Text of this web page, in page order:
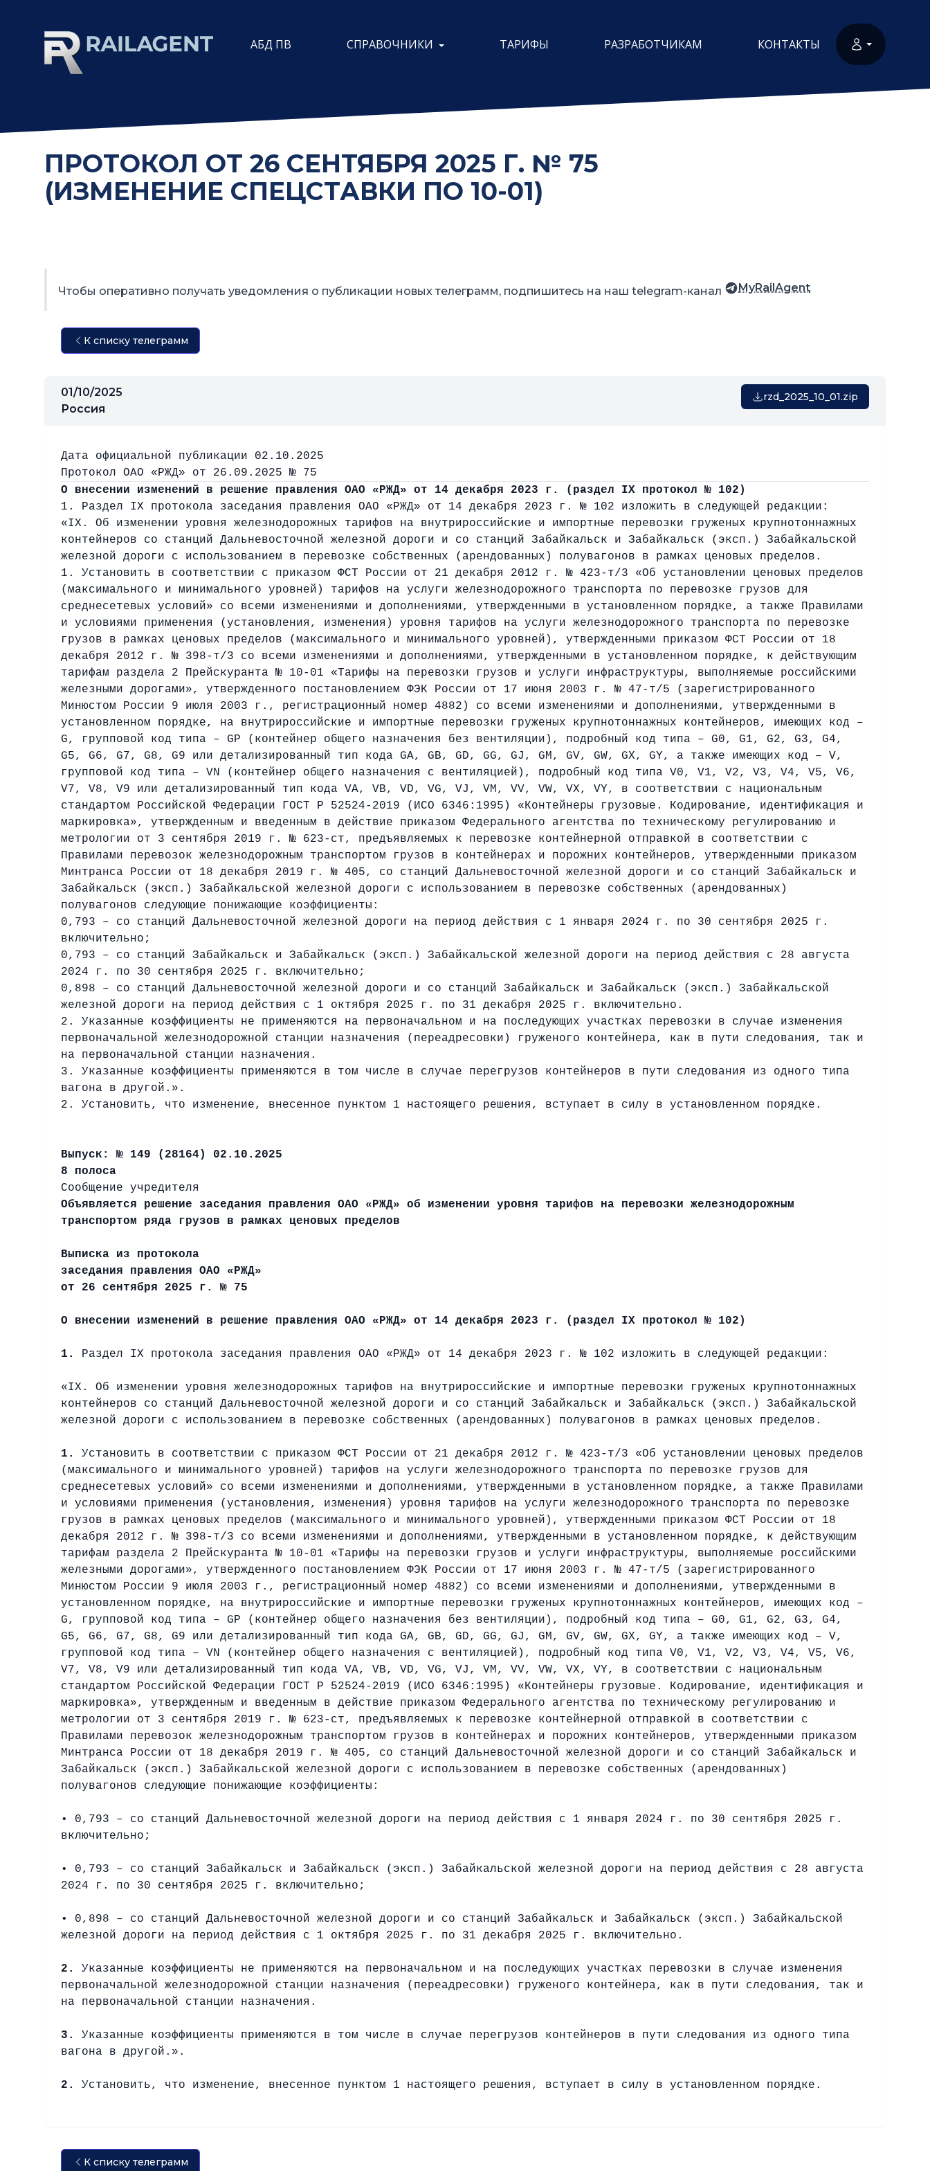
АБД ПВ СПРАВОЧНИКИ ТАРИФЫ РАЗРАБОТЧИКАМ КОНТАКТЫ
ПРОТОКОЛ ОТ 26 СЕНТЯБРЯ 2025 Г. № 75
(ИЗМЕНЕНИЕ СПЕЦСТАВКИ ПО 10-01)
Чтобы оперативно получать уведомления о публикации новых телеграмм, подпишитесь на наш telegram-канал MyRailAgent
К списку телеграмм
01/10/2025
Россия
rzd_2025_10_01.zip
Дата официальной публикации 02.10.2025
Протокол ОАО «РЖД» от 26.09.2025 № 75
О внесении изменений в решение правления ОАО «РЖД» от 14 декабря 2023 г. (раздел IX протокол № 102)
1. Раздел IX протокола заседания правления ОАО «РЖД» от 14 декабря 2023 г. № 102 изложить в следующей редакции:
«IX. Об изменении уровня железнодорожных тарифов на внутрироссийские и импортные перевозки груженых крупнотоннажных
контейнеров со станций Дальневосточной железной дороги и со станций Забайкальск и Забайкальск (эксп.) Забайкальской
железной дороги с использованием в перевозке собственных (арендованных) полувагонов в рамках ценовых пределов.
1. Установить в соответствии с приказом ФСТ России от 21 декабря 2012 г. № 423-т/3 «Об установлении ценовых пределов
(максимального и минимального уровней) тарифов на услуги железнодорожного транспорта по перевозке грузов для
среднесетевых условий» со всеми изменениями и дополнениями, утвержденными в установленном порядке, а также Правилами
и условиями применения (установления, изменения) уровня тарифов на услуги железнодорожного транспорта по перевозке
грузов в рамках ценовых пределов (максимального и минимального уровней), утвержденными приказом ФСТ России от 18
декабря 2012 г. № 398-т/3 со всеми изменениями и дополнениями, утвержденными в установленном порядке, к действующим
тарифам раздела 2 Прейскуранта № 10-01 «Тарифы на перевозки грузов и услуги инфраструктуры, выполняемые российскими
железными дорогами», утвержденного постановлением ФЭК России от 17 июня 2003 г. № 47-т/5 (зарегистрированного
Минюстом России 9 июля 2003 г., регистрационный номер 4882) со всеми изменениями и дополнениями, утвержденными в
установленном порядке, на внутрироссийские и импортные перевозки груженых крупнотоннажных контейнеров, имеющих код –
G, групповой код типа – GP (контейнер общего назначения без вентиляции), подробный код типа – G0, G1, G2, G3, G4,
G5, G6, G7, G8, G9 или детализированный тип кода GA, GB, GD, GG, GJ, GM, GV, GW, GX, GY, а также имеющих код – V,
групповой код типа – VN (контейнер общего назначения с вентиляцией), подробный код типа V0, V1, V2, V3, V4, V5, V6,
V7, V8, V9 или детализированный тип кода VA, VB, VD, VG, VJ, VM, VV, VW, VX, VY, в соответствии с национальным
стандартом Российской Федерации ГОСТ Р 52524-2019 (ИСО 6346:1995) «Контейнеры грузовые. Кодирование, идентификация и
маркировка», утвержденным и введенным в действие приказом Федерального агентства по техническому регулированию и
метрологии от 3 сентября 2019 г. № 623-ст, предъявляемых к перевозке контейнерной отправкой в соответствии с
Правилами перевозок железнодорожным транспортом грузов в контейнерах и порожних контейнеров, утвержденными приказом
Минтранса России от 18 декабря 2019 г. № 405, со станций Дальневосточной железной дороги и со станций Забайкальск и
Забайкальск (эксп.) Забайкальской железной дороги с использованием в перевозке собственных (арендованных)
полувагонов следующие понижающие коэффициенты:
0,793 – со станций Дальневосточной железной дороги на период действия с 1 января 2024 г. по 30 сентября 2025 г.
включительно;
0,793 – со станций Забайкальск и Забайкальск (эксп.) Забайкальской железной дороги на период действия c 28 августа
2024 г. по 30 сентября 2025 г. включительно;
0,898 – со станций Дальневосточной железной дороги и со станций Забайкальск и Забайкальск (эксп.) Забайкальской
железной дороги на период действия с 1 октября 2025 г. по 31 декабря 2025 г. включительно.
2. Указанные коэффициенты не применяются на первоначальном и на последующих участках перевозки в случае изменения
первоначальной железнодорожной станции назначения (переадресовки) груженого контейнера, как в пути следования, так и
на первоначальной станции назначения.
3. Указанные коэффициенты применяются в том числе в случае перегрузов контейнеров в пути следования из одного типа
вагона в другой.».
2. Установить, что изменение, внесенное пунктом 1 настоящего решения, вступает в силу в установленном порядке.
Выпуск: № 149 (28164) 02.10.2025
8 полоса
Сообщение учредителя
Объявляется решение заседания правления ОАО «РЖД» об изменении уровня тарифов на перевозки железнодорожным
транспортом ряда грузов в рамках ценовых пределов
Выписка из протокола
заседания правления ОАО «РЖД»
от 26 сентября 2025 г. № 75
О внесении изменений в решение правления ОАО «РЖД» от 14 декабря 2023 г. (раздел IX протокол № 102)
1. Раздел IX протокола заседания правления ОАО «РЖД» от 14 декабря 2023 г. № 102 изложить в следующей редакции:
«IX. Об изменении уровня железнодорожных тарифов на внутрироссийские и импортные перевозки груженых крупнотоннажных
контейнеров со станций Дальневосточной железной дороги и со станций Забайкальск и Забайкальск (эксп.) Забайкальской
железной дороги с использованием в перевозке собственных (арендованных) полувагонов в рамках ценовых пределов.
1.
Установить в соответствии с приказом ФСТ России от 21 декабря 2012 г. № 423-т/3 «Об установлении ценовых пределов
(максимального и минимального уровней) тарифов на услуги железнодорожного транспорта по перевозке грузов для
среднесетевых условий» со всеми изменениями и дополнениями, утвержденными в установленном порядке, а также Правилами
и условиями применения (установления, изменения) уровня тарифов на услуги железнодорожного транспорта по перевозке
грузов в рамках ценовых пределов (максимального и минимального уровней), утвержденными приказом ФСТ России от 18
декабря 2012 г. № 398-т/3 со всеми изменениями и дополнениями, утвержденными в установленном порядке, к действующим
тарифам раздела 2 Прейскуранта № 10-01 «Тарифы на перевозки грузов и услуги инфраструктуры, выполняемые российскими
железными дорогами», утвержденного постановлением ФЭК России от 17 июня 2003 г. № 47-т/5 (зарегистрированного
Минюстом России 9 июля 2003 г., регистрационный номер 4882) со всеми изменениями и дополнениями, утвержденными в
установленном порядке, на внутрироссийские и импортные перевозки груженых крупнотоннажных контейнеров, имеющих код –
G, групповой код типа – GP (контейнер общего назначения без вентиляции), подробный код типа – G0, G1, G2, G3, G4,
G5, G6, G7, G8, G9 или детализированный тип кода GA, GB, GD, GG, GJ, GM, GV, GW, GX, GY, а также имеющих код – V,
групповой код типа – VN (контейнер общего назначения с вентиляцией), подробный код типа V0, V1, V2, V3, V4, V5, V6,
V7, V8, V9 или детализированный тип кода VA, VB, VD, VG, VJ, VM, VV, VW, VX, VY, в соответствии с национальным
стандартом Российской Федерации ГОСТ Р 52524-2019 (ИСО 6346:1995) «Контейнеры грузовые. Кодирование, идентификация и
маркировка», утвержденным и введенным в действие приказом Федерального агентства по техническому регулированию и
метрологии от 3 сентября 2019 г. № 623-ст, предъявляемых к перевозке контейнерной отправкой в соответствии с
Правилами перевозок железнодорожным транспортом грузов в контейнерах и порожних контейнеров, утвержденными приказом
Минтранса России от 18 декабря 2019 г. № 405, со станций Дальневосточной железной дороги и со станций Забайкальск и
Забайкальск (эксп.) Забайкальской железной дороги с использованием в перевозке собственных (арендованных)
полувагонов следующие понижающие коэффициенты:
• 0,793 – со станций Дальневосточной железной дороги на период действия с 1 января 2024 г. по 30 сентября 2025 г.
включительно;
• 0,793 – со станций Забайкальск и Забайкальск (эксп.) Забайкальской железной дороги на период действия c 28 августа
2024 г. по 30 сентября 2025 г. включительно;
• 0,898 – со станций Дальневосточной железной дороги и со станций Забайкальск и Забайкальск (эксп.) Забайкальской
железной дороги на период действия с 1 октября 2025 г. по 31 декабря 2025 г. включительно.
2.
Указанные коэффициенты не применяются на первоначальном и на последующих участках перевозки в случае изменения
первоначальной железнодорожной станции назначения (переадресовки) груженого контейнера, как в пути следования, так и
на первоначальной станции назначения.
3.
Указанные коэффициенты применяются в том числе в случае перегрузов контейнеров в пути следования из одного типа
вагона в другой.».
2. Установить, что изменение, внесенное пунктом 1 настоящего решения, вступает в силу в установленном порядке.
К списку телеграмм